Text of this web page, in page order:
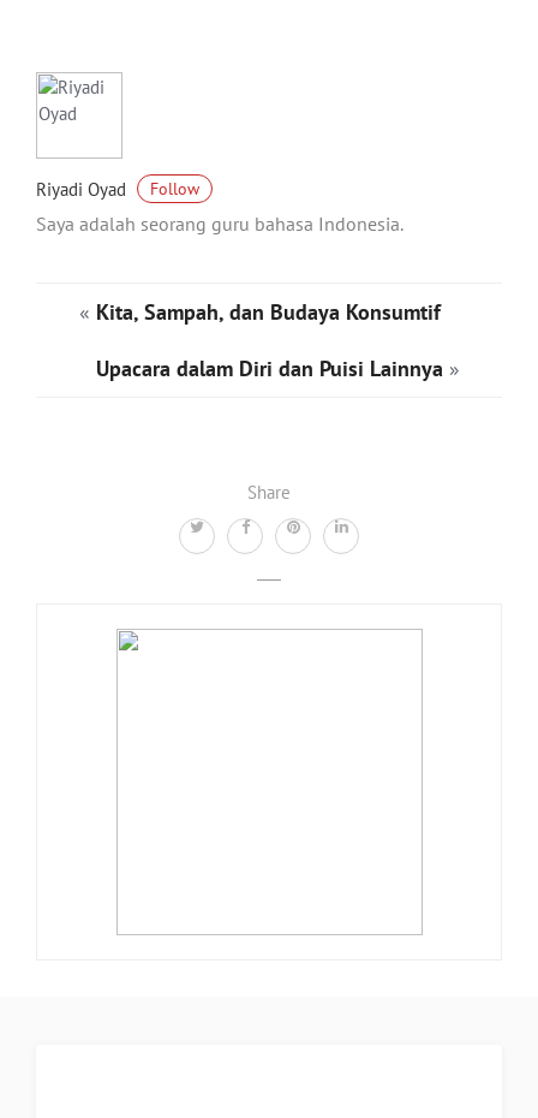
Share
Riyadi Oyad Follow
Saya adalah seorang guru bahasa Indonesia.
« Kita, Sampah, dan Budaya Konsumtif
Upacara dalam Diri dan Puisi Lainnya »